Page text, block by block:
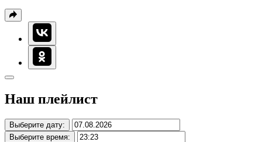
Наш плейлист
Выберите дату:
Выберите время: